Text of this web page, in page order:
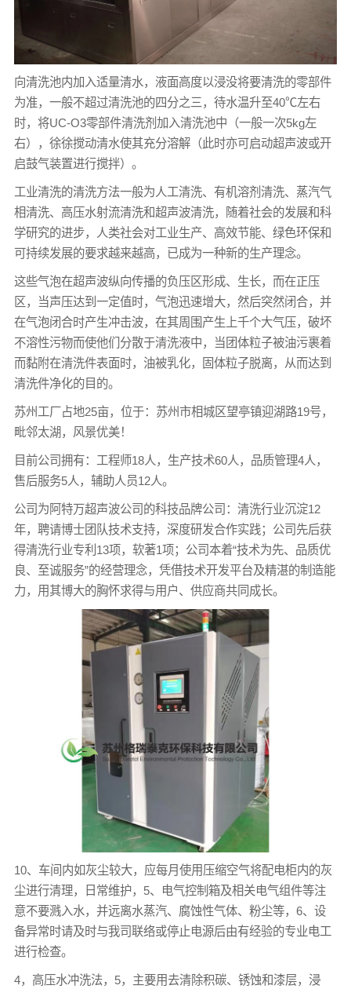
向清洗池内加入适量清水，液面高度以浸没将要清洗的零部件
为准，一般不超过清洗池的四分之三，待水温升至40℃左右
时，将UC-O3零部件清洗剂加入清洗池中（一般一次5kg左
右），徐徐搅动清水使其充分溶解（此时亦可启动超声波或开
启鼓气装置进行搅拌）。
工业清洗的清洗方法一般为人工清洗、有机溶剂清洗、蒸汽气
相清洗、高压水射流清洗和超声波清洗，随着社会的发展和科
学研究的进步，人类社会对工业生产、高效节能、绿色环保和
可持续发展的要求越来越高，已成为一种新的生产理念。
这些气泡在超声波纵向传播的负压区形成、生长，而在正压
区，当声压达到一定值时，气泡迅速增大，然后突然闭合，并
在气泡闭合时产生冲击波，在其周围产生上千个大气压，破坏
不溶性污物而使他们分散于清洗液中，当团体粒子被油污裹着
而黏附在清洗件表面时，油被乳化，固体粒子脱离，从而达到
清洗件净化的目的。
苏州工厂占地25亩，位于：苏州市相城区望亭镇迎湖路19号，
毗邻太湖，风景优美！
目前公司拥有：工程师18人，生产技术60人，品质管理4人，
售后服务5人，辅助人员12人。
公司为阿特万超声波公司的科技品牌公司：清洗行业沉淀12
年，聘请博士团队技术支持，深度研发合作实践；公司先后获
得清洗行业专利13项，软著1项；公司本着“技术为先、品质优
良、至诚服务”的经营理念，凭借技术开发平台及精湛的制造能
力，用其博大的胸怀求得与用户、供应商共同成长。
10、车间内如灰尘较大，应每月使用压缩空气将配电柜内的灰
尘进行清理，日常维护，5、电气控制箱及相关电气组件等注
意不要溅入水，并远离水蒸汽、腐蚀性气体、粉尘等，6、设
备异常时请及时与我司联络或停止电源后由有经验的专业电工
进行检查。
4，高压水冲洗法，5，主要用去清除积碳、锈蚀和漆层，浸